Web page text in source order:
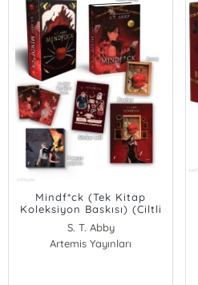
Mindf*ck (Tek Kitap
Koleksiyon Baskısı) (Ciltli
- Özel Kutulu)
S. T. Abby
Artemis Yayınları